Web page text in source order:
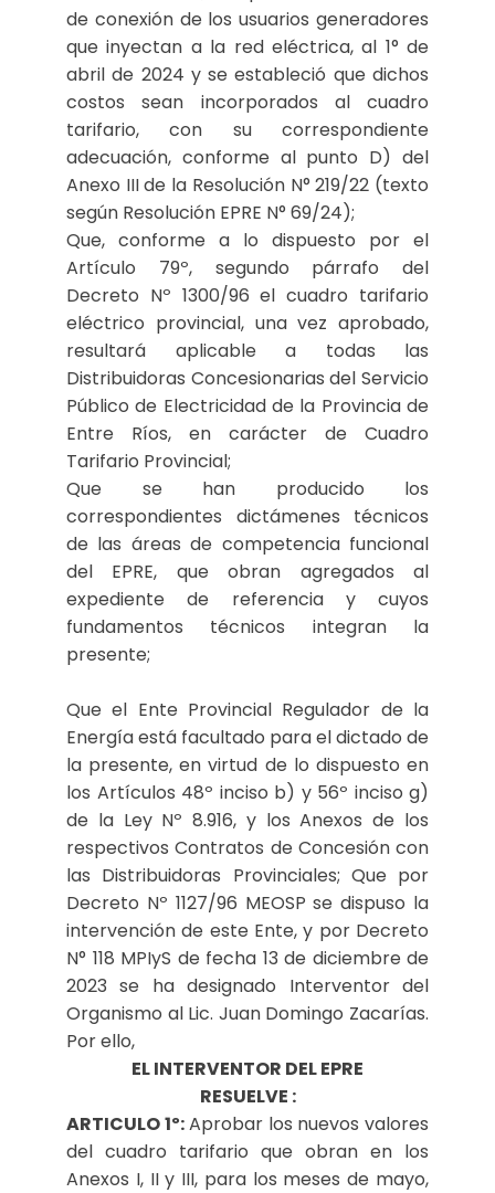
de conexión de los usuarios generadores
que inyectan a la red eléctrica, al 1° de
abril de 2024 y se estableció que dichos
costos sean incorporados al cuadro
tarifario, con su correspondiente
adecuación, conforme al punto D) del
Anexo III de la Resolución N° 219/22 (texto
según Resolución EPRE N° 69/24);
Que, conforme a lo dispuesto por el
Artículo 79º, segundo párrafo del
Decreto Nº 1300/96 el cuadro tarifario
eléctrico provincial, una vez aprobado,
resultará aplicable a todas las
Distribuidoras Concesionarias del Servicio
Público de Electricidad de la Provincia de
Entre Ríos, en carácter de Cuadro
Tarifario Provincial;
Que se han producido los
correspondientes dictámenes técnicos
de las áreas de competencia funcional
del EPRE, que obran agregados al
expediente de referencia y cuyos
fundamentos técnicos integran la
presente;
Que el Ente Provincial Regulador de la
Energía está facultado para el dictado de
la presente, en virtud de lo dispuesto en
los Artículos 48º inciso b) y 56º inciso g)
de la Ley Nº 8.916, y los Anexos de los
respectivos Contratos de Concesión con
las Distribuidoras Provinciales; Que por
Decreto Nº 1127/96 MEOSP se dispuso la
intervención de este Ente, y por Decreto
N° 118 MPIyS de fecha 13 de diciembre de
2023 se ha designado Interventor del
Organismo al Lic. Juan Domingo Zacarías.
Por ello,
EL INTERVENTOR DEL EPRE
RESUELVE :
ARTICULO 1º:Aprobar los nuevos valores
del cuadro tarifario que obran en los
Anexos I, II y III, para los meses de mayo,